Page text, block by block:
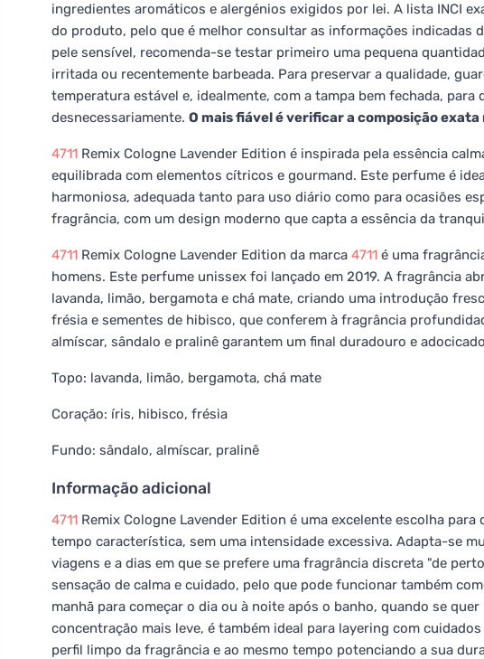
ingredientes aromáticos e alergénios exigidos por lei. A lista INCI
do produto, pelo que é melhor consultar as informações indicadas
pele sensível, recomenda-se testar primeiro uma pequena
irritada ou recentemente barbeada. Para preservar a qualidade,
temperatura estável e, idealmente, com a tampa bem fechada, para
desnecessariamente. O mais fiável é verificar a composição
4711 Remix Cologne Lavender Edition é inspirada pela essência
equilibrada com elementos cítricos e gourmand. Este perfume é
harmoniosa, adequada tanto para uso diário como para ocasiões
fragrância, com um design moderno que capta a essência da
4711 Remix Cologne Lavender Edition da marca 4711 é uma
homens. Este perfume unissex foi lançado em 2019. A fragrância
lavanda, limão, bergamota e chá mate, criando uma introdução
frésia e sementes de hibisco, que conferem à fragrância
almíscar, sândalo e pralinê garantem um final duradouro e
Topo: lavanda, limão, bergamota, chá mate
Coração: íris, hibisco, frésia
Fundo: sândalo, almíscar, pralinê
Informação adicional
4711 Remix Cologne Lavender Edition é uma excelente escolha
tempo característica, sem uma intensidade excessiva. Adapta-se
viagens e a dias em que se prefere uma fragrância discreta "de
sensação de calma e cuidado, pelo que pode funcionar também
manhã para começar o dia ou à noite após o banho, quando se
concentração mais leve, é também ideal para layering com
perfil limpo da fragrância e ao mesmo tempo potenciando a sua